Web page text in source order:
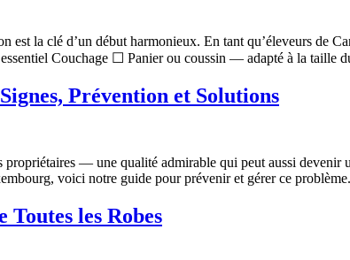
la clé d’un début harmonieux. En tant qu’éleveurs de
Couchage ☐ Panier ou coussin — adapté à la taille
Prévention et Solutions
— une qualité admirable qui peut aussi devenir
voici notre guide pour prévenir et gérer ce
les Robes